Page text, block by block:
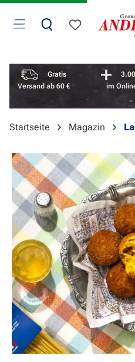
Zum Hauptinhalt springen
Du hast 0
Vorteile überspringen
Gratis
Versand ab 60 €
im
Startseite Magazin